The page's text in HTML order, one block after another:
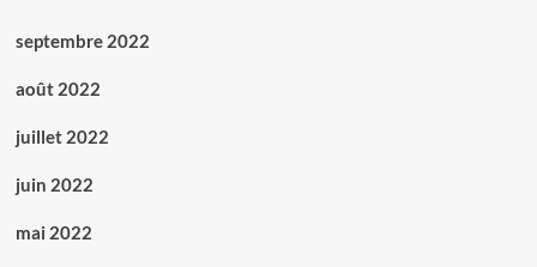
septembre 2022
août 2022
juillet 2022
juin 2022
mai 2022